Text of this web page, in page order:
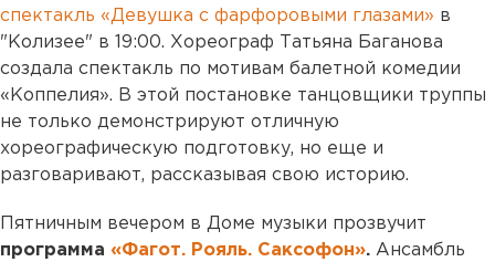
спектакль «Девушка с фарфоровыми глазами» в
"Колизее" в 19:00. Хореограф Татьяна Баганова
создала спектакль по мотивам балетной комедии
«Коппелия». В этой постановке танцовщики труппы
не только демонстрируют отличную
хореографическую подготовку, но еще и
разговаривают, рассказывая свою историю.
Пятничным вечером в Доме музыки прозвучит
программа «Фагот. Рояль. Саксофон». Ансамбль